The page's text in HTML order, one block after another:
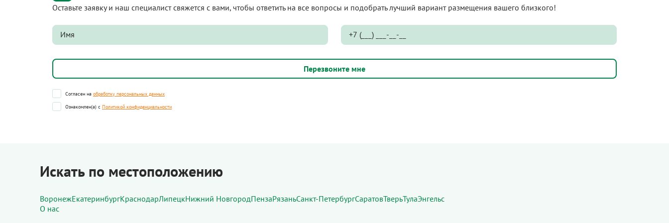
Оставьте заявку и наш специалист свяжется с вами, чтобы ответить на все вопросы и подобрать лучший вариант размещения вашего близкого!
Согласен на обработку персональных данных
Ознакомлен(а) с Политикой конфиденциальности
Искать по местоположению
ВоронежЕкатеринбургКраснодарЛипецкНижний НовгородПензаРязаньСанкт-ПетербургСаратовТверьТулаЭнгельс
О нас